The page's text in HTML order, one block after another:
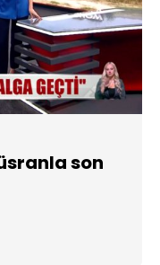
son